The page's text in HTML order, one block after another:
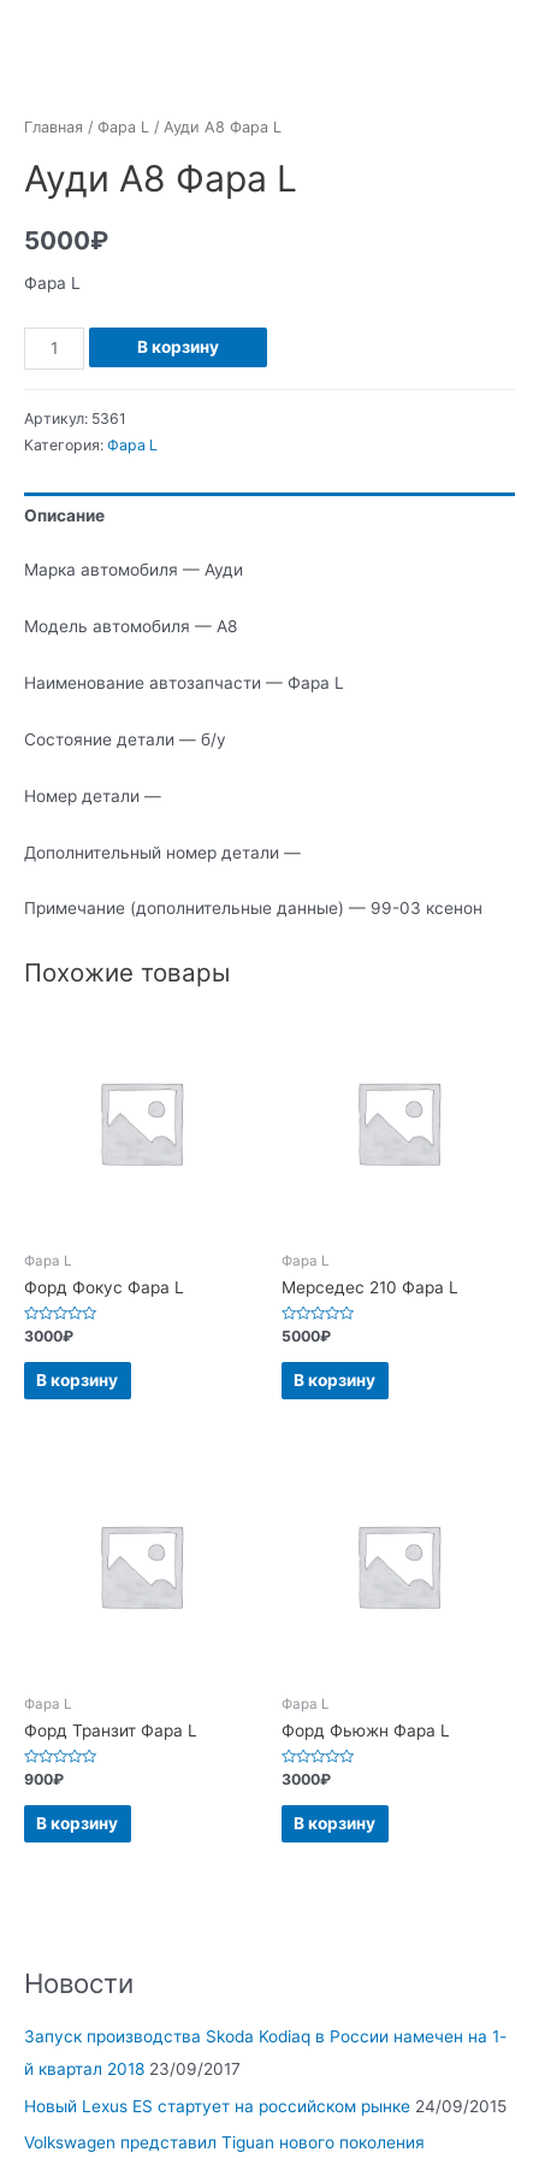
Новости
Запуск производства Skoda Kodiaq в России намечен на 1-
й квартал 2018 23/09/2017
Новый Lexus ES стартует на российском рынке 24/09/2015
Volkswagen представил Tiguan нового поколения
Главная / Фара L / Ауди А8 Фара L
Ауди А8 Фара L
5000₽
Фара L
Количество
Ауди
Фара
В корзину
Артикул: 5361
Категория: Фара L
Описание
Марка автомобиля — Ауди
Модель автомобиля — А8
Наименование автозапчасти — Фара L
Состояние детали — б/у
Номер детали —
Дополнительный номер детали —
Примечание (дополнительные данные) — 99-03 ксенон
Похожие товары
Фара L
Форд Фокус Фара L
Оценка
из
3000₽
В корзину
Фара L
Мерседес 210 Фара L
Оценка
из
5000₽
В корзину
Фара L
Форд Транзит Фара L
Оценка
0
из
900₽
В корзину
Фара L
Форд Фьюжн Фара L
Оценка
0
из
3000₽
В корзину